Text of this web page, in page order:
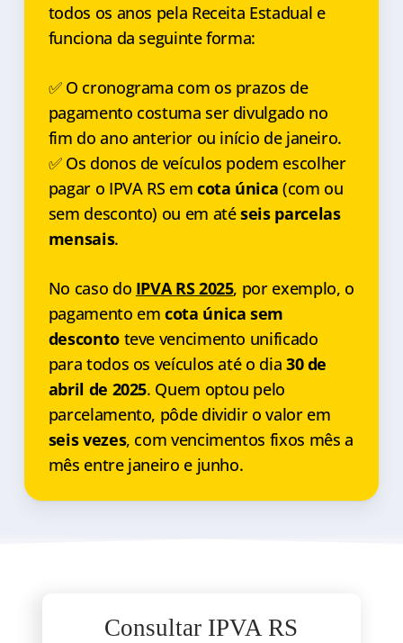
todos os anos pela Receita Estadual e
funciona da seguinte forma:
✅ O cronograma com os prazos de
pagamento costuma ser divulgado no
fim do ano anterior ou início de janeiro.
✅ Os donos de veículos podem escolher
pagar o IPVA RS em cota única (com ou
sem desconto) ou em atéseis parcelas
mensais.
No caso do IPVA RS 2025, por exemplo, o
pagamento emcota única sem
descontoteve vencimento unificado
para todos os veículos até o dia 30 de
abril de 2025. Quem optou pelo
parcelamento, pôde dividir o valor em
seis vezes, com vencimentos fixos mês a
mês entre janeiro e junho.
Consultar IPVA RS